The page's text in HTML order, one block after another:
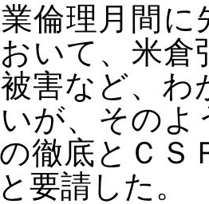
倫理月間
いて、米倉
害など、
が、そのよ
徹底とＣＳ
要請した。